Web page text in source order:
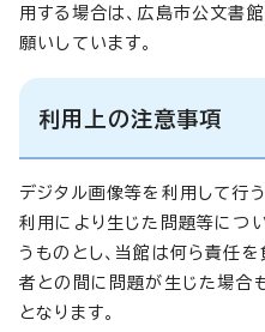
用する場合は、広島市公文書
願いしています。
利用上の注意事項
デジタル画像等を利用して行
利用により生じた問題等につ
うものとし、当館は何ら責任
者との間に問題が生じた場合
となります。